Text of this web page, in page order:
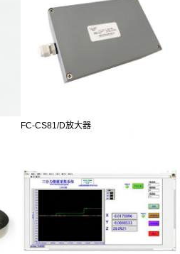
FC-CS81/D放大器